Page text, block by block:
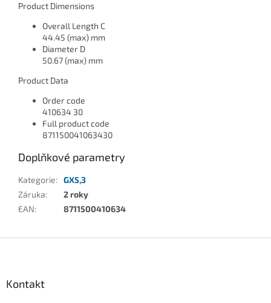
Product Dimensions
Overall Length C
44.45 (max) mm
Diameter D
50.67 (max) mm
Product Data
Order code
410634 30
Full product code
871150041063430
Doplňkové parametry
Kategorie: GX5,3
Záruka:
2 roky
EAN: 8711500410634
Kontakt